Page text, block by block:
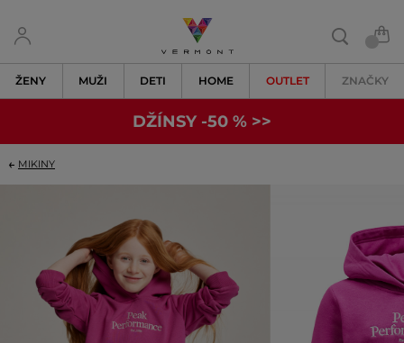
ŽENY MUŽI DETI HOME OUTLET ZNAČKY
DŽÍNSY -50 % >>
MIKINY